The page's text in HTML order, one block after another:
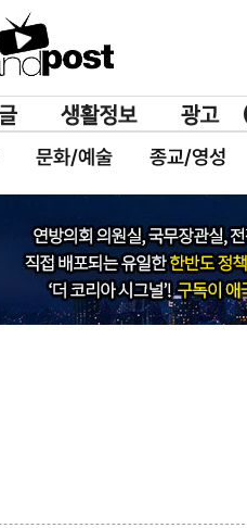
문화/예술 종교/영성